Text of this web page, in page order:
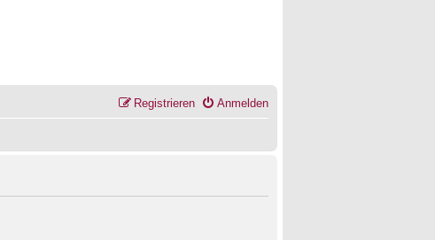
Anmelden
Registrieren